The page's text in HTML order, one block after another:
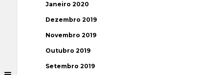
Janeiro 2020
Dezembro 2019
Novembro 2019
Outubro 2019
Setembro 2019